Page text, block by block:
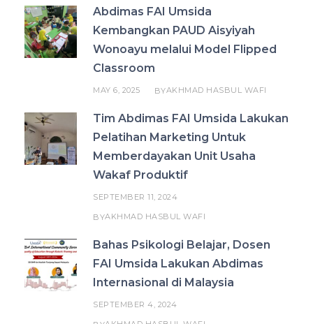
Abdimas FAI Umsida
Kembangkan PAUD Aisyiyah
Wonoayu melalui Model Flipped
Classroom
MAY 6, 2025 BYAKHMAD HASBUL WAFI
Tim Abdimas FAI Umsida Lakukan
Pelatihan Marketing Untuk
Memberdayakan Unit Usaha
Wakaf Produktif
SEPTEMBER 11, 2024
BYAKHMAD HASBUL WAFI
Bahas Psikologi Belajar, Dosen
FAI Umsida Lakukan Abdimas
Internasional di Malaysia
SEPTEMBER 4, 2024